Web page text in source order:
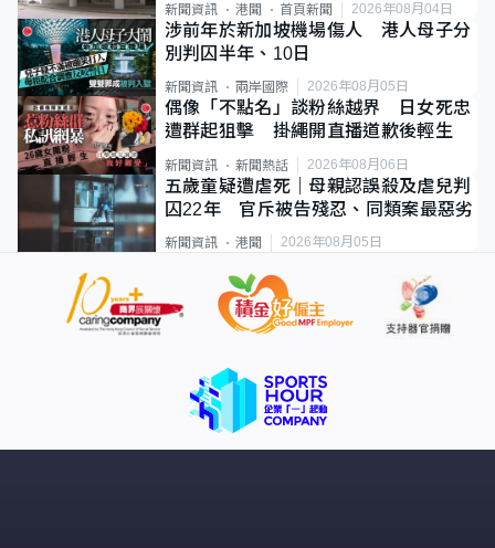
新聞資訊 港聞 首頁新聞 2026年08月04日
涉前年於新加坡機場傷人 港人母子分
別判囚半年、10日
新聞資訊 兩岸國際 2026年08月05日
偶像「不點名」談粉絲越界 日女死忠
遭群起狙擊 掛繩開直播道歉後輕生
新聞資訊 新聞熱話 2026年08月06日
五歲童疑遭虐死｜母親認誤殺及虐兒判
囚22年 官斥被告殘忍、同類案最惡劣
新聞資訊 港聞 2026年08月05日